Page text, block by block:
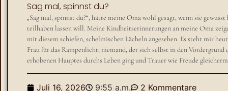
Sag mal, spinnst du?
„Sag mal, spinnst du?“, hätte meine Oma wohl gesagt, wenn sie
teilhaben lassen will. Meine Kindheitserinnerungen an meine Oma
mit diesem schiefen, schelmischen Lächeln angesehen. Es steht mir
Frau für das Rampenlicht; niemand, der sich selbst in den Vordergrund
erhobenen Hauptes durchs Leben ging und Trauer wie Freude
Juli 16, 2026 9:55 a.m. 2 Kommentare